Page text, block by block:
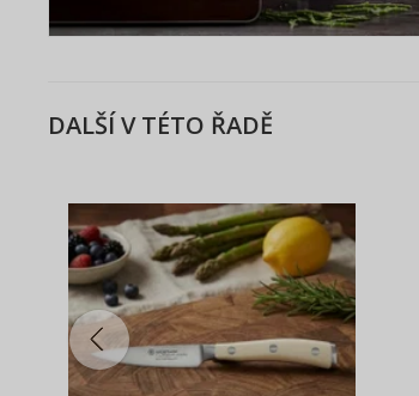
DALŠÍ V TÉTO ŘADĚ